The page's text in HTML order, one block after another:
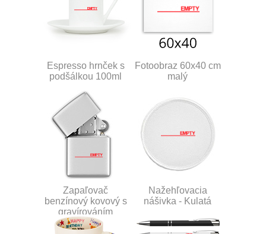
Espresso hrnček s
podšálkou 100ml
Fotoobraz 60x40 cm
malý
Zapaľovač
benzínový kovový s
gravírováním
Nažehľovacia
nášivka - Kulatá